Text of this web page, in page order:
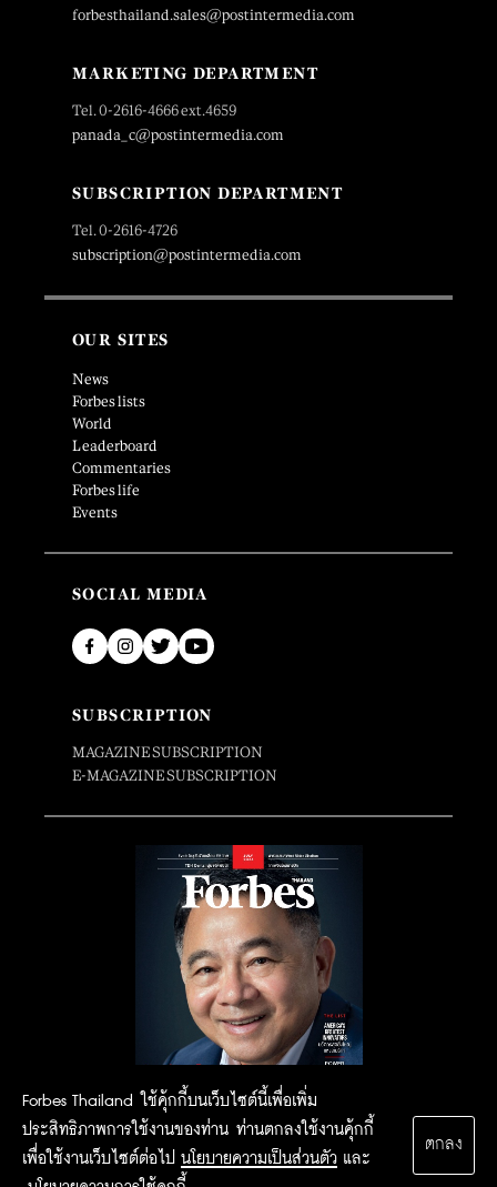
Forbes Thailand ใช้คุ้กกี้บนเว็บไซต์นี้เพื่อเพิ่ม
ประสิทธิภาพการใช้งานของท่าน ท่านตกลงใช้งานคุ้กกี้
เพื่อใช้งานเว็บไซต์ต่อไป นโยบายความเป็นส่วนตัว และ
ตกลง
forbesthailand.sales@postintermedia.com
MARKETING DEPARTMENT
Tel. 0-2616-4666 ext.4659
panada_c@postintermedia.com
SUBSCRIPTION DEPARTMENT
Tel. 0-2616-4726
subscription@postintermedia.com
OUR SITES
News
Forbes lists
World
Leaderboard
Commentaries
Forbes life
Events
SOCIAL MEDIA
SUBSCRIPTION
MAGAZINE SUBSCRIPTION
E-MAGAZINE SUBSCRIPTION